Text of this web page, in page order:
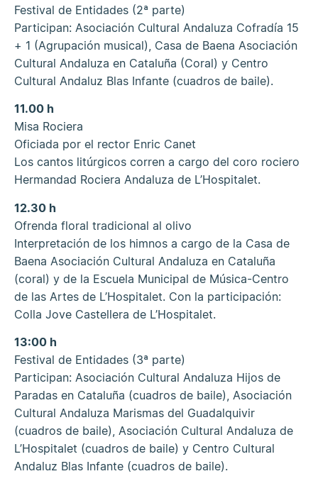
Festival de Entidades (2ª parte)
Participan: Asociación Cultural Andaluza Cofradía 15
+ 1 (Agrupación musical), Casa de Baena Asociación
Cultural Andaluza en Cataluña (Coral) y Centro
Cultural Andaluz Blas Infante (cuadros de baile).
11.00 h
Misa Rociera
Oficiada por el rector Enric Canet
Los cantos litúrgicos corren a cargo del coro rociero
Hermandad Rociera Andaluza de L’Hospitalet.
12.30 h
Ofrenda floral tradicional al olivo
Interpretación de los himnos a cargo de la Casa de
Baena Asociación Cultural Andaluza en Cataluña
(coral) y de la Escuela Municipal de Música-Centro
de las Artes de L’Hospitalet. Con la participación:
Colla Jove Castellera de L’Hospitalet.
13:00 h
Festival de Entidades (3ª parte)
Participan: Asociación Cultural Andaluza Hijos de
Paradas en Cataluña (cuadros de baile), Asociación
Cultural Andaluza Marismas del Guadalquivir
(cuadros de baile), Asociación Cultural Andaluza de
L’Hospitalet (cuadros de baile) y Centro Cultural
Andaluz Blas Infante (cuadros de baile).